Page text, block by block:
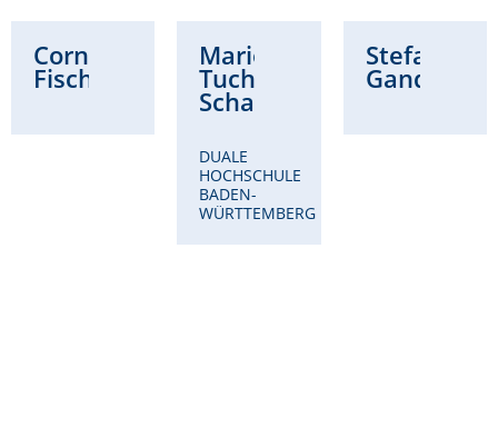
Cornelia
Fischer
Marie
Tuchscherer-
Schad
DUALE
HOCHSCHULE
BADEN-
WÜRTTEMBERG
Stefanie
Gandt